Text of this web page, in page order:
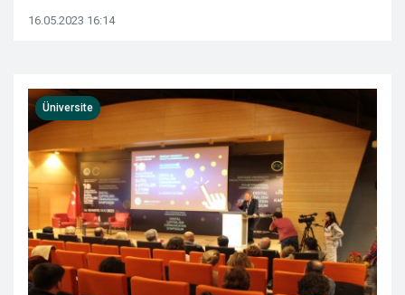
16.05.2023 16:14
Üniversite